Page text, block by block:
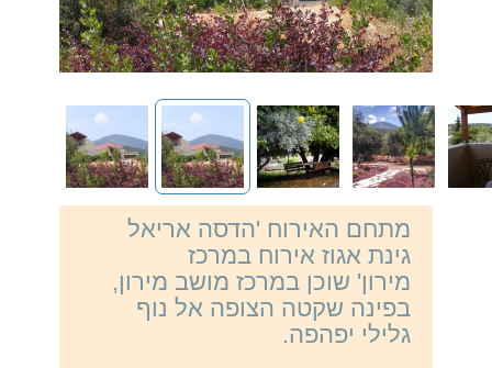
מתחם האירוח 'הדסה אריאל
גינת אגוז אירוח במרכז
מירון' שוכן במרכז מושב מירון,
בפינה שקטה הצופה אל נוף
גלילי יפהפה.